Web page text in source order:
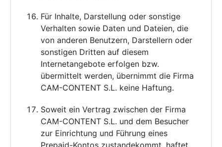
Für Inhalte, Darstellung oder sonstige
Verhalten sowie Daten und Dateien, die
von anderen Benutzern, Darstellern oder
sonstigen Dritten auf diesem
Internetangebote erfolgen bzw.
übermittelt werden, übernimmt die Firma
CAM-CONTENT S.L. keine Haftung.
Soweit ein Vertrag zwischen der Firma
CAM-CONTENT S.L. und dem Besucher
zur Einrichtung und Führung eines
Prepaid-Kontos zustandekommt, haftet